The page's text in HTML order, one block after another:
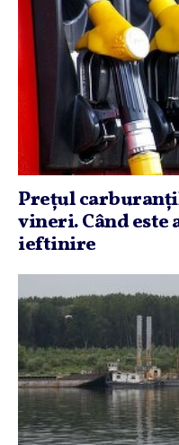
Preţul
vineri. Când este
ieftinire